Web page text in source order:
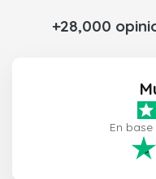
+28,000
En